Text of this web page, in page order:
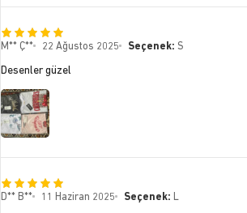
M** Ç** 22 Ağustos 2025 Seçenek: S
Desenler güzel
D** B** 11 Haziran 2025 Seçenek: L